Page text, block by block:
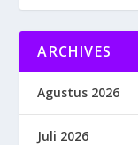
ARCHIVES
Agustus 2026
Juli 2026